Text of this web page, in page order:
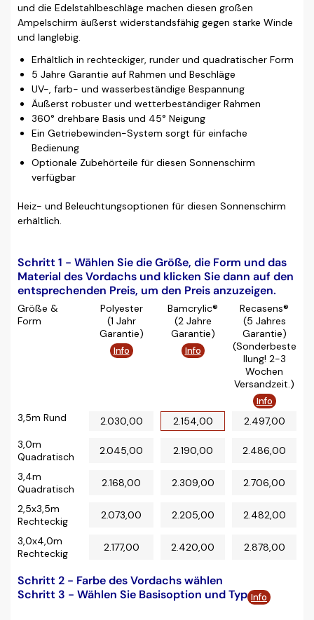
und die Edelstahlbeschläge machen diesen großen
Ampelschirm äußerst widerstandsfähig gegen starke Winde
und langlebig.
Erhältlich in rechteckiger, runder und quadratischer Form
5 Jahre Garantie auf Rahmen und Beschläge
UV-, farb- und wasserbeständige Bespannung
Äußerst robuster und wetterbeständiger Rahmen
360° drehbare Basis und 45° Neigung
Ein Getriebewinden-System sorgt für einfache
Bedienung
Optionale Zubehörteile für diesen Sonnenschirm
verfügbar
Heiz- und Beleuchtungsoptionen für diesen Sonnenschirm
erhältlich.
Schritt 1 - Wählen Sie die Größe, die Form und das
Material des Vordachs und klicken Sie dann auf den
entsprechenden Preis, um den Preis anzuzeigen.
Größe &
Form
Polyester
(1 Jahr
Garantie)
Info
Bamcrylic®
(2 Jahre
Garantie)
Info
Recasens®
(5 Jahres
Garantie)
(Sonderbeste
llung! 2-3
Wochen
Versandzeit.)
Info
3,5m Rund 2.030,00 2.154,00
2.497,00
3,0m
Quadratisch
2.045,00 2.190,00 2.486,00
3,4m
Quadratisch
2.168,00 2.309,00 2.706,00
2,5x3,5m
Rechteckig
2.073,00 2.205,00 2.482,00
3,0x4,0m
Rechteckig
2.177,00 2.420,00 2.878,00
Schritt 2 - Farbe des Vordachs wählen
Schritt 3 - Wählen Sie Basisoption und Typ Info